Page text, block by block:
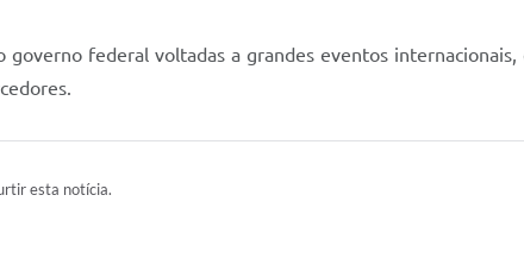
federal voltadas a grandes eventos
esta notícia.